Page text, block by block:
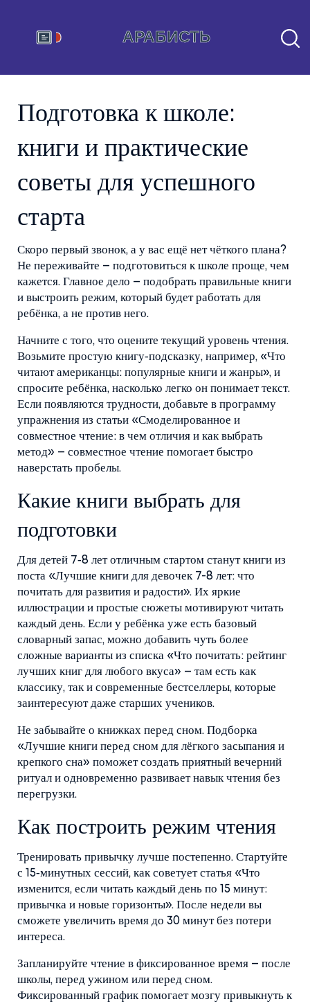
Подготовка к школе:
книги и практические
советы для успешного
старта
Скоро первый звонок, а у вас ещё нет чёткого плана?
Не переживайте – подготовиться к школе проще, чем
кажется. Главное дело – подобрать правильные книги
и выстроить режим, который будет работать для
ребёнка, а не против него.
Начните с того, что оцените текущий уровень чтения.
Возьмите простую книгу‑подсказку, например, «Что
читают американцы: популярные книги и жанры», и
спросите ребёнка, насколько легко он понимает текст.
Если появляются трудности, добавьте в программу
упражнения из статьи «Смоделированное и
совместное чтение: в чем отличия и как выбрать
метод» – совместное чтение помогает быстро
наверстать пробелы.
Какие книги выбрать для
подготовки
Для детей 7‑8 лет отличным стартом станут книги из
поста «Лучшие книги для девочек 7-8 лет: что
почитать для развития и радости». Их яркие
иллюстрации и простые сюжеты мотивируют читать
каждый день. Если у ребёнка уже есть базовый
словарный запас, можно добавить чуть более
сложные варианты из списка «Что почитать: рейтинг
лучших книг для любого вкуса» – там есть как
классику, так и современные бестселлеры, которые
заинтересуют даже старших учеников.
Не забывайте о книжках перед сном. Подборка
«Лучшие книги перед сном для лёгкого засыпания и
крепкого сна» поможет создать приятный вечерний
ритуал и одновременно развивает навык чтения без
перегрузки.
Как построить режим чтения
Тренировать привычку лучше постепенно. Стартуйте
с 15‑минутных сессий, как советует статья «Что
изменится, если читать каждый день по 15 минут:
привычка и новые горизонты». После недели вы
сможете увеличить время до 30 минут без потери
интереса.
Запланируйте чтение в фиксированное время – после
школы, перед ужином или перед сном.
Фиксированный график помогает мозгу привыкнуть к